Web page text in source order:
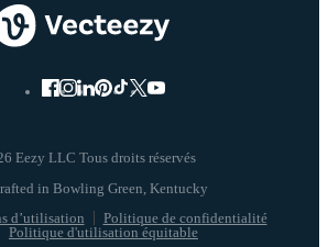
Eezy LLC Tous droits réservés
d’utilisation
Politique de confidentialité
Politique d'utilisation équitable